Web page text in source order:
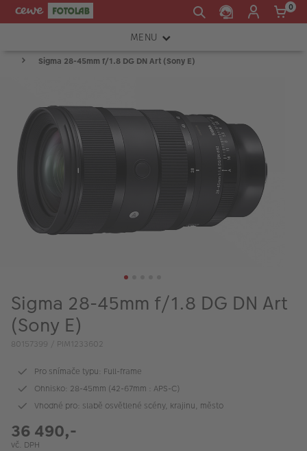
0
MENU
FOTOAPARÁTY
ATELIÉR
INSTAX™
TISKÁRNY A SKENERY
FOTOBRAŠNY
PŘÍSLUŠENSTVÍ
VÝPRODEJ
FOTO BAZAR
Akce a slevy
Fotoprodukty
Sigma 28-45mm f/1.8 DG DN Art (Sony E)
Sigma 28-45mm f/1.8 DG DN Art
(Sony E)
80157399 / PIM1233602
Pro snímače typu: Full-frame
Ohnisko: 28-45mm (42-67mm : APS-C)
Vhodné pro: slabě osvětlené scény, krajinu, město
36 490,-
vč. DPH